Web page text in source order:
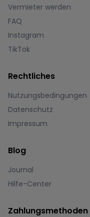
Vermieter werden
FAQ
Instagram
TikTok
Rechtliches
Nutzungsbedingungen
Datenschutz
Impressum
Blog
Journal
Hilfe-Center
Zahlungsmethoden